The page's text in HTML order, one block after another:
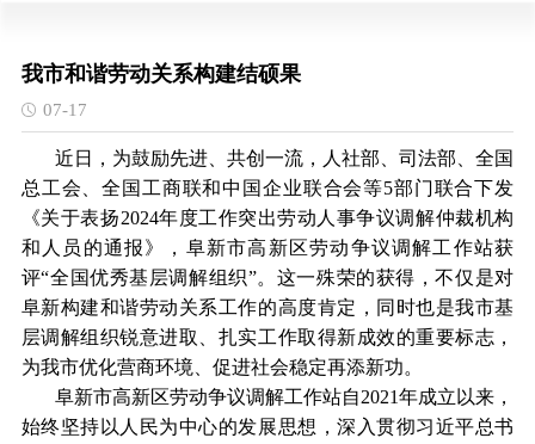
我市和谐劳动关系构建结硕果
07-17
近日，为鼓励先进、共创一流，人社部、司法部、全国
总工会、全国工商联和中国企业联合会等5部门联合下发
《关于表扬2024年度工作突出劳动人事争议调解仲裁机构
和人员的通报》，阜新市高新区劳动争议调解工作站获
评“全国优秀基层调解组织”。这一殊荣的获得，不仅是对
阜新构建和谐劳动关系工作的高度肯定，同时也是我市基
层调解组织锐意进取、扎实工作取得新成效的重要标志，
为我市优化营商环境、促进社会稳定再添新功。
阜新市高新区劳动争议调解工作站自2021年成立以来，
始终坚持以人民为中心的发展思想，深入贯彻习近平总书